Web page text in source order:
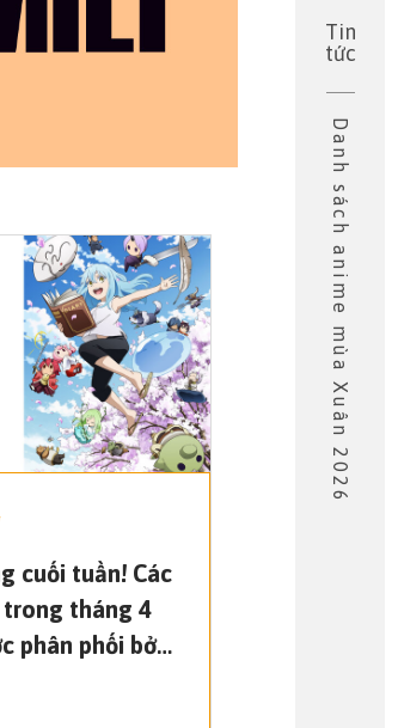
cuối tuần!Các
trong tháng 4
phân phối bởi
đã được
Tin
tức
Danh sách anime mùa Xuân 2026